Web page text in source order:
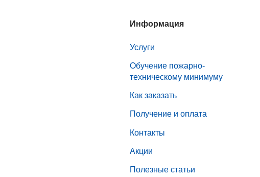
Информация
Услуги
Обучение пожарно-
техническому минимуму
Как заказать
Получение и оплата
Контакты
Акции
Полезные статьи